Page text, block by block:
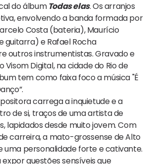
do álbum Todas elas. Os arranjos
envolvendo a banda formada por
Costa (bateria), Maurício
guitarra) e Rafael Rocha
outros instrumentistas. Gravado e
Visom Digital, na cidade do Rio de
tem como faixa foco a música "É
carrega a inquietude e a
de si, traços de uma artista de
lapidados desde muito jovem. Com
carreira, a mato-grossense de Alto
uma personalidade forte e cativante.
expor questões sensíveis que